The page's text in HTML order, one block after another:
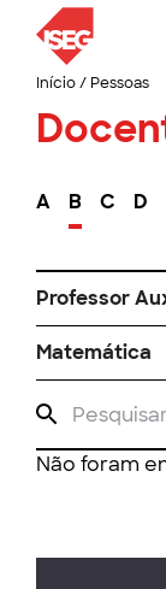
Início/ Pessoas
A B C D
Professor
Matemática
Não foram